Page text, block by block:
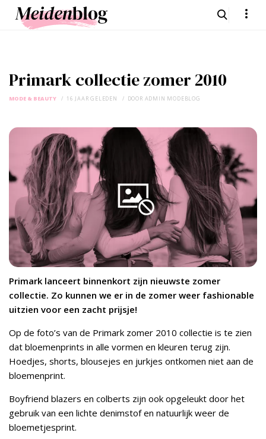
Primark collectie zomer 2010
MODE & BEAUTY 16 JAAR GELEDEN DOOR ADMIN MODEBLOG
Primark lanceert binnenkort zijn nieuwste zomer
collectie. Zo kunnen we er in de zomer weer fashionable
uitzien voor een zacht prijsje!
Op de foto’s van de Primark zomer 2010 collectie is te zien
dat bloemenprints in alle vormen en kleuren terug zijn.
Hoedjes, shorts, blousejes en jurkjes ontkomen niet aan de
bloemenprint.
Boyfriend blazers en colberts zijn ook opgeleukt door het
gebruik van een lichte denimstof en natuurlijk weer de
bloemetjesprint.